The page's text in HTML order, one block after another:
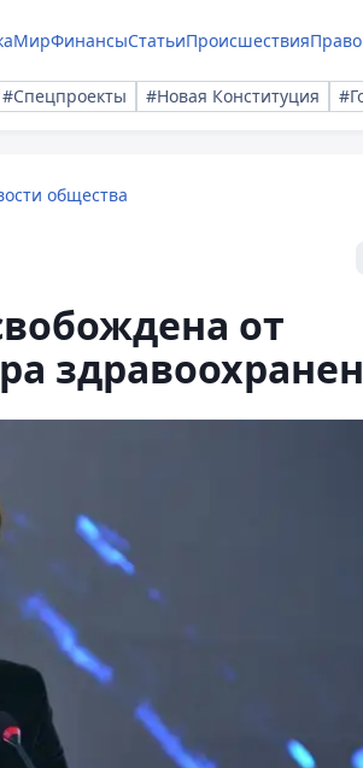
МирФинансыСтатьиПроисшествияПраво
#Спецпроекты #Новая Конституция
общества
от